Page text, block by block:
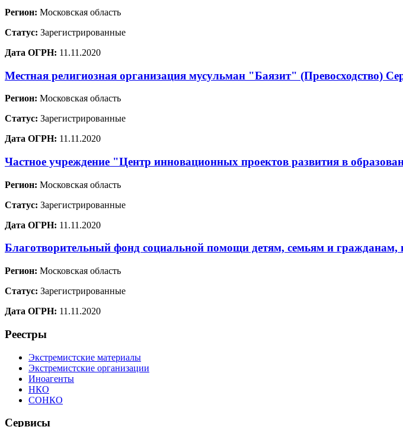
Регион: Московская область
Статус: Зарегистрированные
Дата ОГРН: 11.11.2020
Местная религиозная организация мусульман "Баязит" (Превосходство)
Регион: Московская область
Статус: Зарегистрированные
Дата ОГРН: 11.11.2020
Частное учреждение "Центр инновационных проектов развития в
Регион: Московская область
Статус: Зарегистрированные
Дата ОГРН: 11.11.2020
Благотворительный фонд социальной помощи детям, семьям и
Регион: Московская область
Статус: Зарегистрированные
Дата ОГРН: 11.11.2020
Реестры
Экстремистские материалы
Экстремистские организации
Иноагенты
НКО
СОНКО
Сервисы